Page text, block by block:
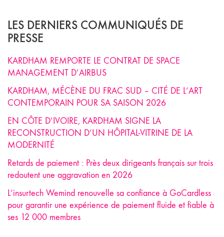
LES DERNIERS COMMUNIQUÉS DE
PRESSE
KARDHAM REMPORTE LE CONTRAT DE SPACE
MANAGEMENT D’AIRBUS
KARDHAM, MÉCÈNE DU FRAC SUD – CITÉ DE L’ART
CONTEMPORAIN POUR SA SAISON 2026
EN CÔTE D’IVOIRE, KARDHAM SIGNE LA
RECONSTRUCTION D’UN HÔPITAL-VITRINE DE LA
MODERNITÉ
Retards de paiement : Près deux dirigeants français sur trois
redoutent une aggravation en 2026
L’insurtech Wemind renouvelle sa confiance à GoCardless
pour garantir une expérience de paiement fluide et fiable à
ses 12 000 membres